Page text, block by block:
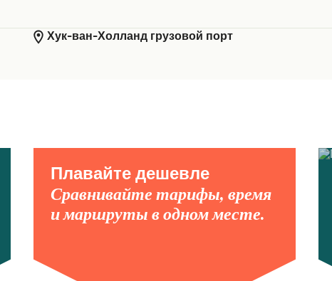
Хук-ван-Холланд грузовой порт
Плавайте дешевле
Сравнивайте тарифы, время
и маршруты в одном месте.